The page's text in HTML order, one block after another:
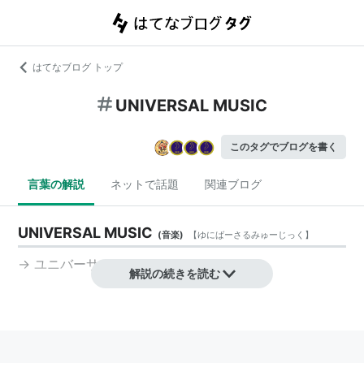
はてなブログ トップ
UNIVERSAL MUSIC
このタグでブログを書く
言葉の解説 ネットで話題 関連ブログ
UNIVERSAL MUSIC (音楽) 【ゆにばーさるみゅーじっく 】
→ ユニバーサルミュージック
解説の続きを読む